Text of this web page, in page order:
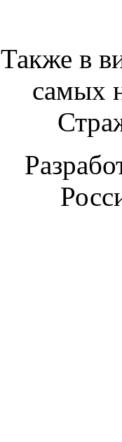
Также в
самых